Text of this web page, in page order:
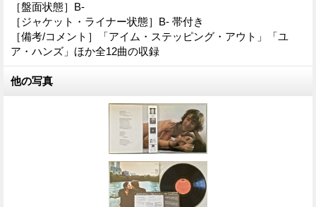
［盤面状態］B-
［ジャケット・ライナー状態］B- 帯付き
［備考/コメント］「アイム・ステッピング・アウト」「ユ
ア・ハンズ」ほか全12曲の収録
他の写真